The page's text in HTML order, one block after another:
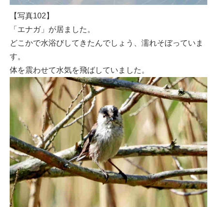
【写真102】
「エナガ」が居ました。
どこかで水浴びしてきたんでしょう、濡れそぼっていま
す。
体を震わせて水気を飛ばしていました。